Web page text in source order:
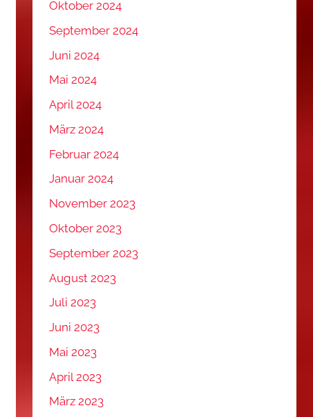
Oktober 2024
September 2024
Juni 2024
Mai 2024
April 2024
März 2024
Februar 2024
Januar 2024
November 2023
Oktober 2023
September 2023
August 2023
Juli 2023
Juni 2023
Mai 2023
April 2023
März 2023